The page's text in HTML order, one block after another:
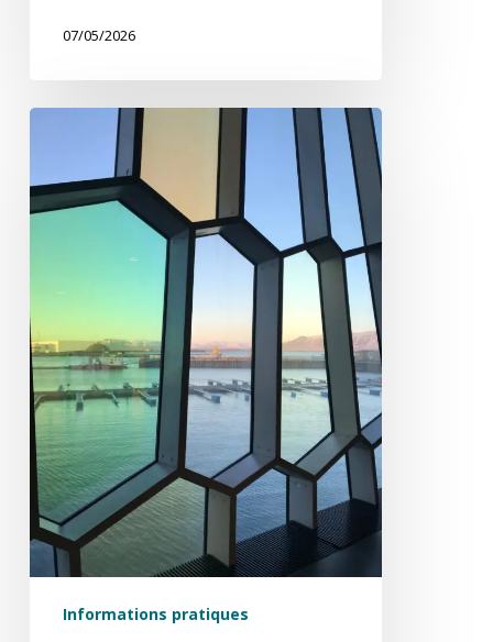
07/05/2026
pour
voyager
Informations pratiques